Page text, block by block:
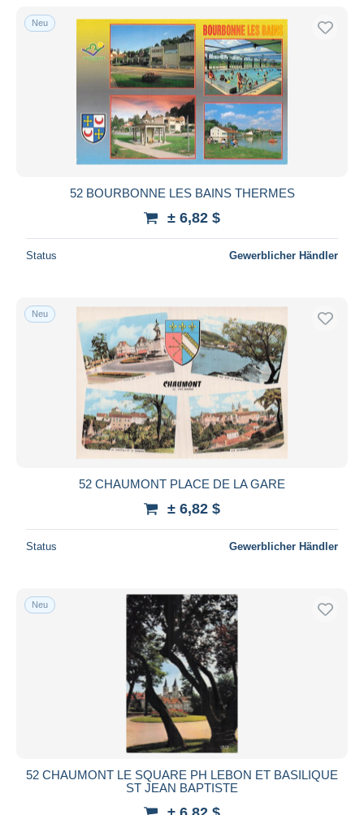
Neu
52 BOURBONNE LES BAINS THERMES
± 6,82 $
Status Gewerblicher Händler
Neu
52 CHAUMONT PLACE DE LA GARE
± 6,82 $
Status Gewerblicher Händler
Neu
52 CHAUMONT LE SQUARE PH LEBON ET BASILIQUE
ST JEAN BAPTISTE